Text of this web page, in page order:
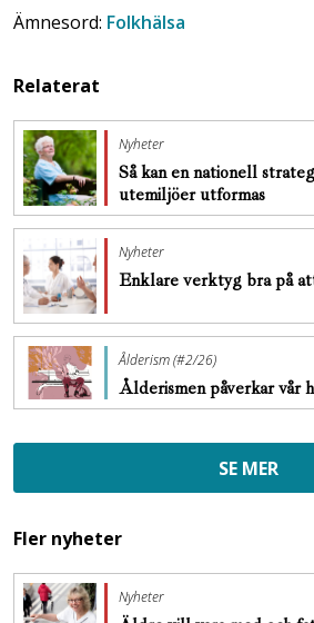
Ämnesord: Folkhälsa
Relaterat
Nyheter
Så kan en nationell
utemiljöer utformas
Nyheter
Enklare verktyg bra på
Ålderism (#2/26)
Ålderismen påverkar vår
SE MER
Fler nyheter
Nyheter